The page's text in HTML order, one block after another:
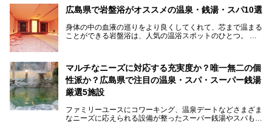
わりと身体の内部を温めて発汗を促すサウナは、リフレッシ
ュ効果はもちろん、代謝が高まり健康や美容にも良い影響が
期待されます。今回はそんなサウナにこだわった、広島県内
のオススメ温泉・銭湯・スパ10ヶ所を紹介させていただき
ます。
広島県で岩盤浴がオススメの温泉・銭湯・スパ10選
身体の中の血液の巡りをより良くしてくれて、芯まで温まる
ことができる岩盤浴は、人気の温浴スポットのひとつ。
る、広島県でオススメの温泉・銭湯・スパをご紹介していき
ます！
マルチなニーズに対応する充実度か？唯一無二の個
性派か？広島県で注目の温泉・スパ・スーパー銭湯
厳選5施設
ファミリーユースにコワーキング、温泉デートなどさまざま
なニーズに応えられる設備が整ったスーパー銭湯やスパも、